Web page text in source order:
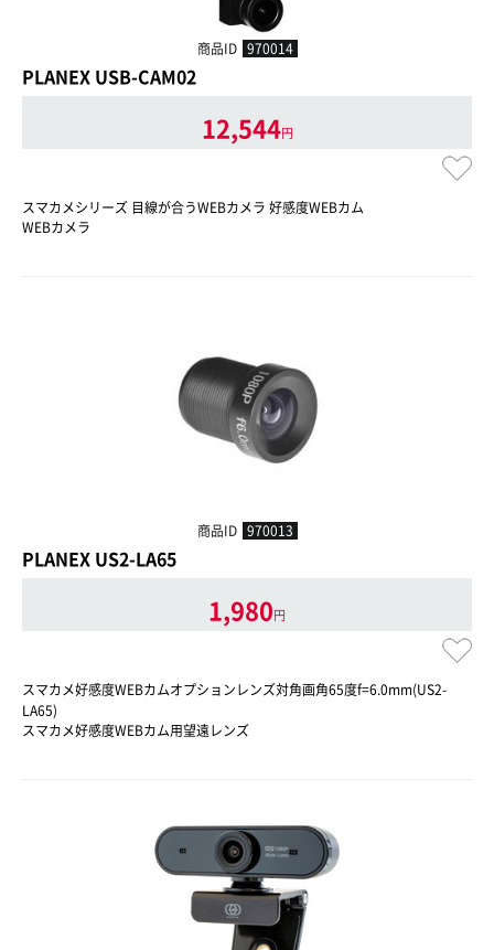
商品ID 970014
PLANEX USB-CAM02
12,544円
スマカメシリーズ 目線が合うWEBカメラ 好感度WEBカム
WEBカメラ
商品ID 970013
PLANEX US2-LA65
1,980円
スマカメ好感度WEBカムオプションレンズ対角画角65度f=6.0mm(US2-
LA65)
スマカメ好感度WEBカム用望遠レンズ